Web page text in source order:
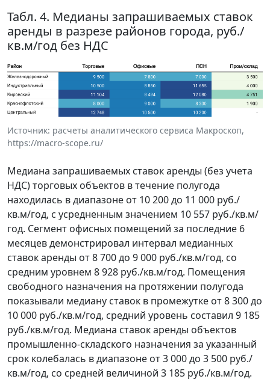
Табл. 4. Медианы запрашиваемых ставок
аренды в разрезе районов города, руб./
кв.м/год без НДС
Источник: расчеты аналитического сервиса Макроскоп,
https://macro-scope.ru/
Медиана запрашиваемых ставок аренды (без учета
НДС) торговых объектов в течение полугода
находилась в диапазоне от 10 200 до 11 000 руб./
кв.м/год, с усредненным значением 10 557 руб./кв.м/
год. Сегмент офисных помещений за последние 6
месяцев демонстрировал интервал медианных
ставок аренды от 8 700 до 9 000 руб./кв.м/год, со
средним уровнем 8 928 руб./кв.м/год. Помещения
свободного назначения на протяжении полугода
показывали медиану ставок в промежутке от 8 300 до
10 000 руб./кв.м/год, средний уровень составил 9 185
руб./кв.м/год. Медиана ставок аренды объектов
промышленно-складского назначения за указанный
срок колебалась в диапазоне от 3 000 до 3 500 руб./
кв.м/год, со средней величиной 3 185 руб./кв.м/год.